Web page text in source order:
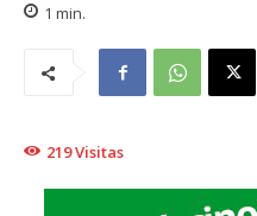
1 min.
219Visitas